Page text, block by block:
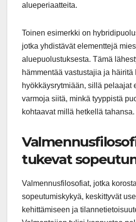
alueperiaatteita.
Toinen esimerkki on
jotka yhdistävät elementtejä
aluepuolustuksesta. Tämä
hämmentää vastustajia ja häiritä
hyökkäysrytmiään, sillä pelaajat
varmoja siitä, minkä tyyppistä
kohtaavat millä hetkellä tahansa.
tukevat
Valmennusfilosofiat, jotka
sopeutumiskykyä, keskittyvät
kehittämiseen ja